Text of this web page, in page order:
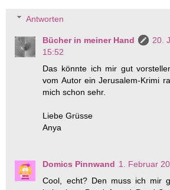
Antworten
Bücher in meiner Hand
20.
15:52
Das könnte ich mir gut
vom Autor ein Jerusalem-Krimi
mich schon sehr.
Liebe Grüsse
Anya
Domics Pinnwand 1. Februar
Cool, echt? Den muss ich mir